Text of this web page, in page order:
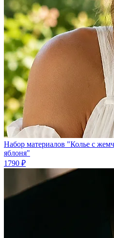
Набор материалов "Колье с
яблоня"
1790 ₽